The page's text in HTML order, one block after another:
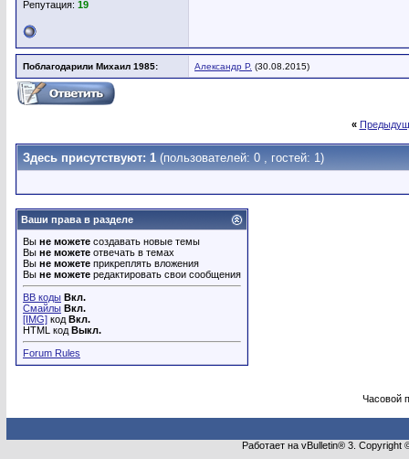
Репутация: 19
Поблагодарили Михаил 1985: Александр Р. (30.08.2015)
«
Здесь присутствуют: 1 (пользователей: 0 , гостей: 1)
Ваши права в разделе
Вы не можете создавать новые темы
Вы не можете отвечать в темах
Вы не можете прикреплять вложения
Вы не можете редактировать свои сообщения
BB коды Вкл.
Смайлы Вкл.
[IMG] код Вкл.
HTML код Выкл.
Forum Rules
Часовой
Работает на vBulletin® 3.